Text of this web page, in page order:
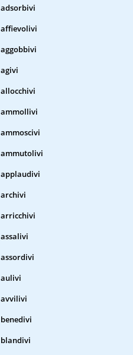
adsorbivi
affievolivi
aggobbivi
agivi
allocchivi
ammollivi
ammoscivi
ammutolivi
applaudivi
archivi
arricchivi
assalivi
assordivi
aulivi
avvilivi
benedivi
blandivi